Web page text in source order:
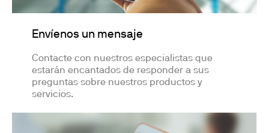
Envíenos un mensaje
Contacte con nuestros especialistas que
estarán encantados de responder a sus
preguntas sobre nuestros productos y
servicios.